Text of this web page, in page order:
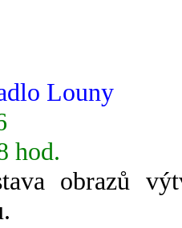
Louny
hod.
obrazů